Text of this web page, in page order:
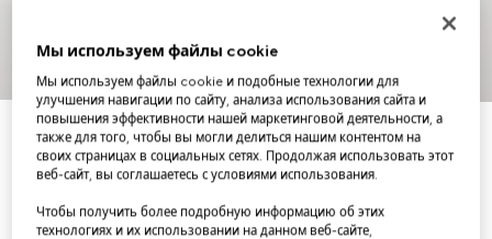
4
Gucci Essence Classic zip key case
Мы используем файлы cookie
Мы используем файлы cookie и подобные технологии для
улучшения навигации по сайту, анализа использования сайта и
повышения эффективности нашей маркетинговой деятельности, а
также для того, чтобы вы могли делиться нашим контентом на
своих страницах в социальных сетях. Продолжая использовать этот
веб-сайт, вы соглашаетесь с условиями использования.
Чтобы получить более подробную информацию об этих
технологиях и их использовании на данном веб-сайте,